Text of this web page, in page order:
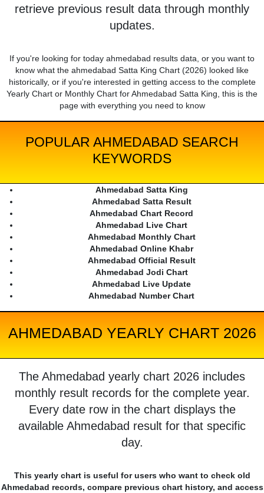
retrieve previous result data through monthly
updates.
If you're looking for today ahmedabad results data, or you want to
know what the ahmedabad Satta King Chart (2026) looked like
historically, or if you're interested in getting access to the complete
Yearly Chart or Monthly Chart for Ahmedabad Satta King, this is the
page with everything you need to know
POPULAR AHMEDABAD SEARCH
KEYWORDS
Ahmedabad Satta King
Ahmedabad Satta Result
Ahmedabad Chart Record
Ahmedabad Live Chart
Ahmedabad Monthly Chart
Ahmedabad Online Khabr
Ahmedabad Official Result
Ahmedabad Jodi Chart
Ahmedabad Live Update
Ahmedabad Number Chart
AHMEDABAD YEARLY CHART 2026
The Ahmedabad yearly chart 2026 includes
monthly result records for the complete year.
Every date row in the chart displays the
available Ahmedabad result for that specific
day.
This yearly chart is useful for users who want to check old
Ahmedabad records, compare previous chart history, and access